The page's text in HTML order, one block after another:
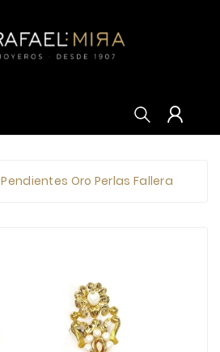

Pendientes Oro Perlas Fallera